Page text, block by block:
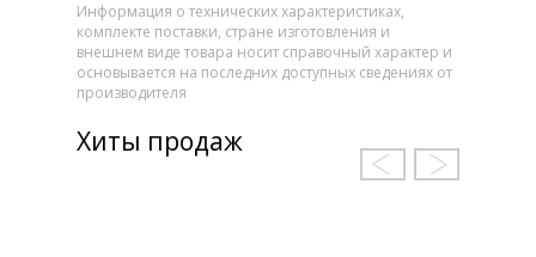
Информация о технических характеристиках,
комплекте поставки, стране изготовления и
внешнем виде товара носит справочный характер и
основывается на последних доступных сведениях от
производителя
Хиты продаж